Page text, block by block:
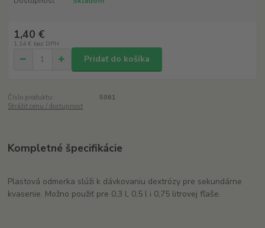
1,40 €
1,14 € bez DPH
Pridať do košíka
Číslo produktu:
5061
Strážiť cenu / dostupnosť
Kompletné špecifikácie
Plastová odmerka slúži k dávkovaniu dextrózy pre sekundárne
kvasenie. Možno použiť pre 0,3 l, 0,5 l i 0,75 litrovej fľaše.